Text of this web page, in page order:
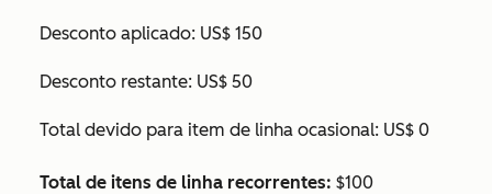
Desconto aplicado: US$ 150
Desconto restante: US$ 50
Total devido para item de linha ocasional: US$ 0
Total de itens de linha recorrentes: $100